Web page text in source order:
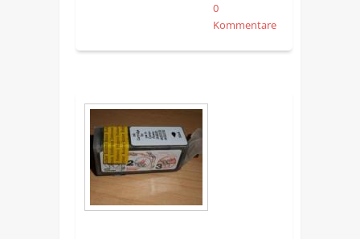
0
Kommentare